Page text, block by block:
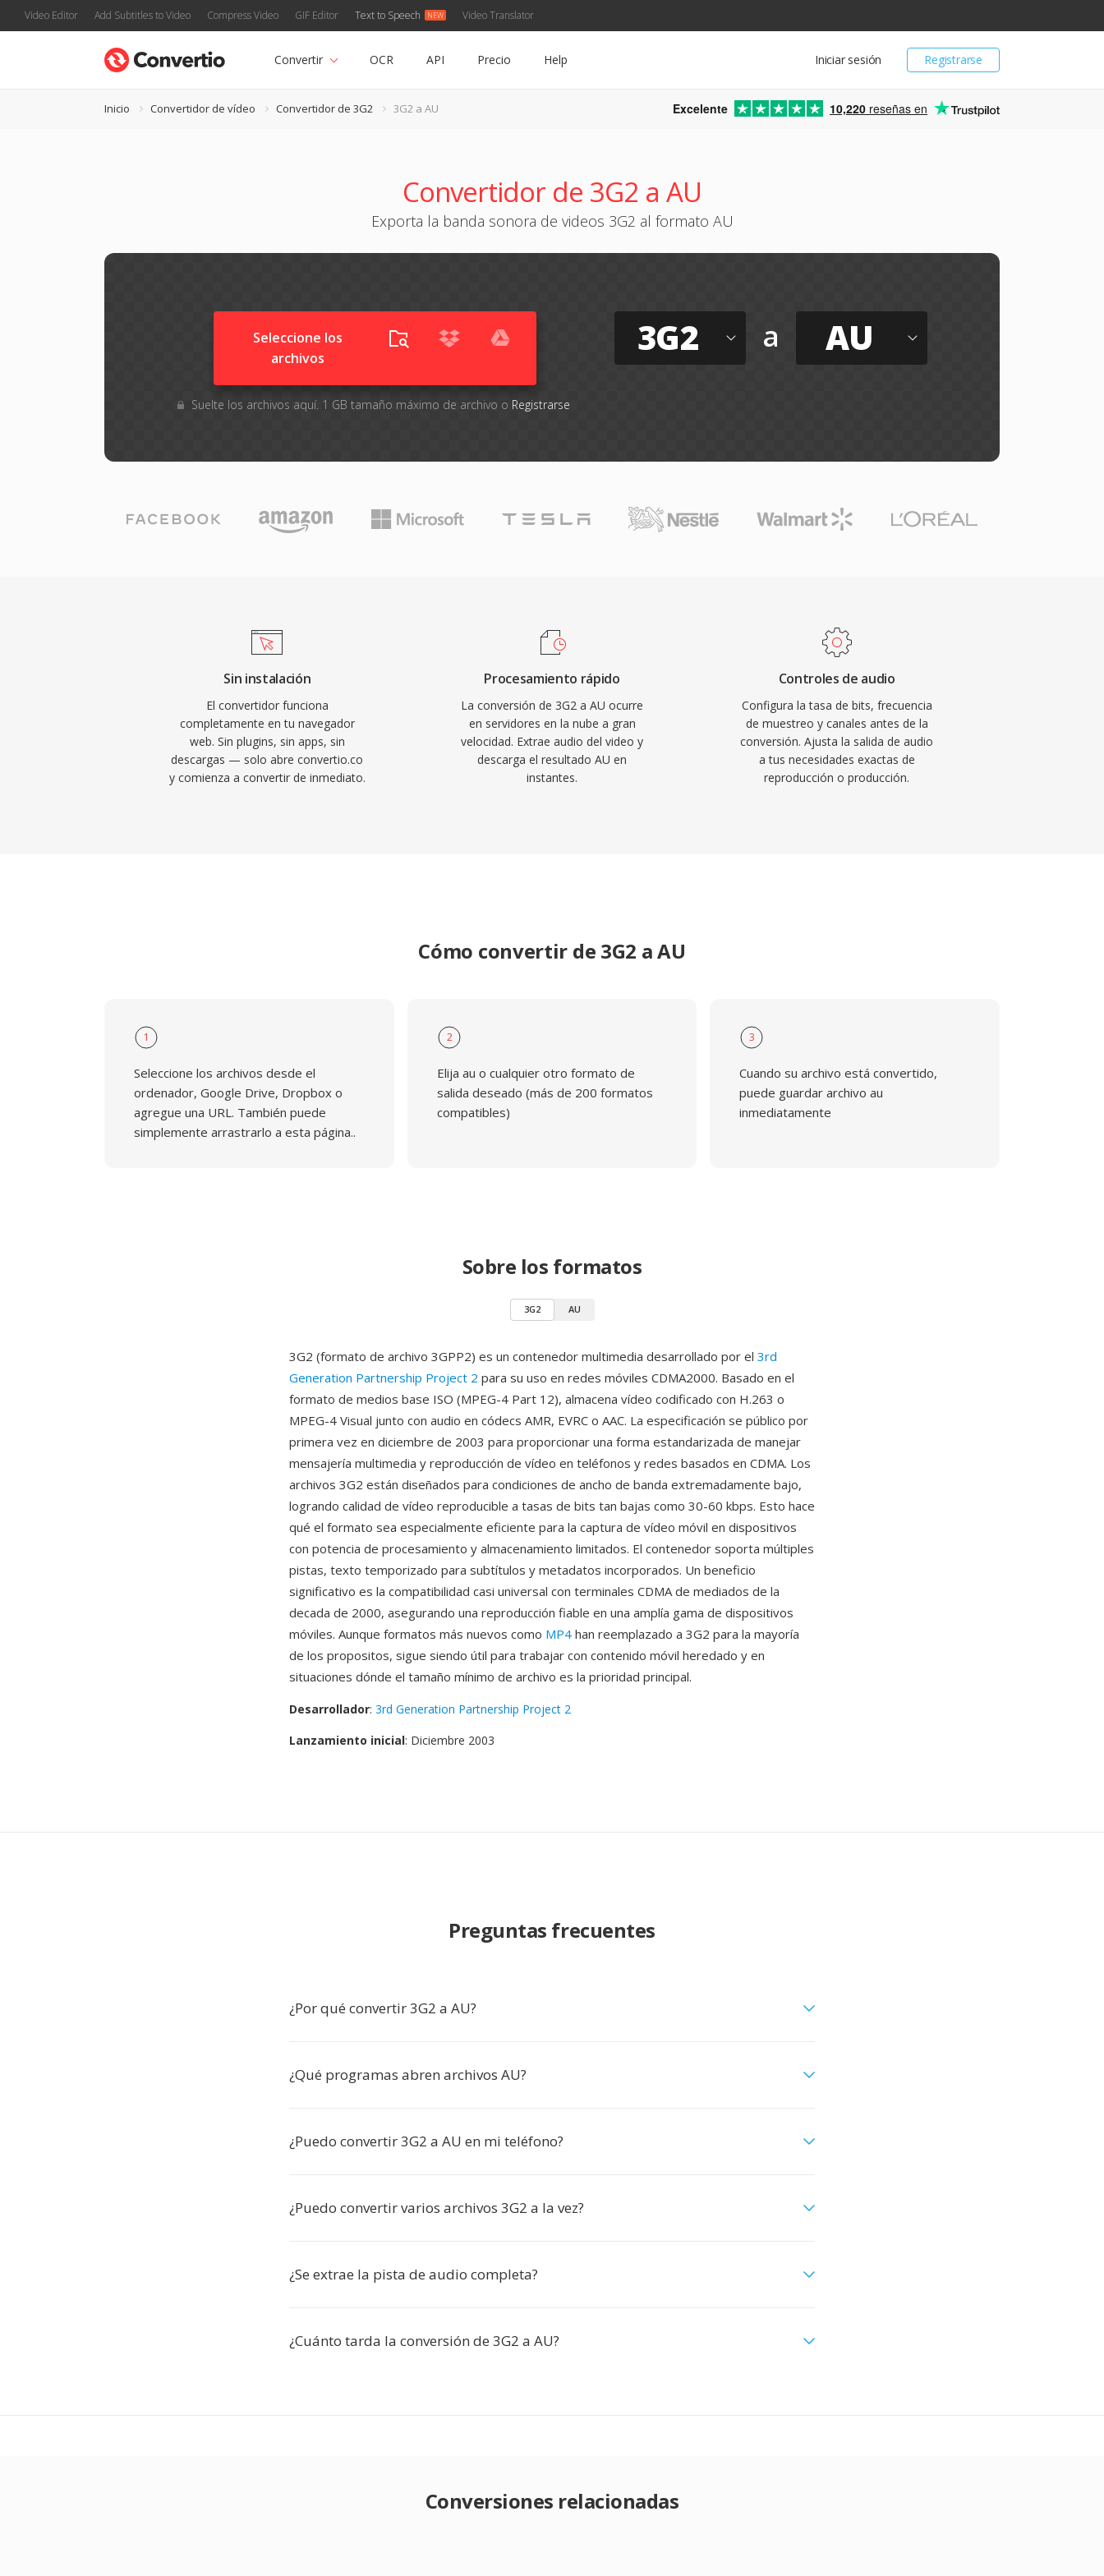
Video Editor Add Subtitles to Video Compress Video GIF Editor Text to Speech Video Translator
Registrarse
Iniciar sesión
Convertir OCR API Precio Help
Inicio Convertidor de vídeo Convertidor de 3G2 3G2 a AU Excelente 10,220 reseñas en
Convertidor de 3G2 a AU
Exporta la banda sonora de videos 3G2 al formato AU
Seleccione los
archivos
Suelte los archivos aquí. 1 GB tamaño máximo de archivo o Registrarse
3G2 a AU
Sin instalación
El convertidor funciona
completamente en tu navegador
web. Sin plugins, sin apps, sin
descargas — solo abre convertio.co
y comienza a convertir de inmediato.
Procesamiento rápido
La conversión de 3G2 a AU ocurre
en servidores en la nube a gran
velocidad. Extrae audio del video y
descarga el resultado AU en
instantes.
Controles de audio
Configura la tasa de bits, frecuencia
de muestreo y canales antes de la
conversión. Ajusta la salida de audio
a tus necesidades exactas de
reproducción o producción.
Cómo convertir de 3G2 a AU
1
Seleccione los archivos desde el
ordenador, Google Drive, Dropbox o
agregue una URL. También puede
simplemente arrastrarlo a esta página..
2
Elija au o cualquier otro formato de
salida deseado (más de 200 formatos
compatibles)
3
Cuando su archivo está convertido,
puede guardar archivo au
inmediatamente
Sobre los formatos
3G2 AU
3G2 (formato de archivo 3GPP2) es un contenedor multimedia desarrollado por el 3rd
Generation Partnership Project 2 para su uso en redes móviles CDMA2000. Basado en el
formato de medios base ISO (MPEG-4 Part 12), almacena vídeo codificado con H.263 o
MPEG-4 Visual junto con audio en códecs AMR, EVRC o AAC. La especificación se público por
primera vez en diciembre de 2003 para proporcionar una forma estandarizada de manejar
mensajería multimedia y reproducción de vídeo en teléfonos y redes basados en CDMA. Los
archivos 3G2 están diseñados para condiciones de ancho de banda extremadamente bajo,
logrando calidad de vídeo reproducible a tasas de bits tan bajas como 30-60 kbps. Esto hace
qué el formato sea especialmente eficiente para la captura de vídeo móvil en dispositivos
con potencia de procesamiento y almacenamiento limitados. El contenedor soporta múltiples
pistas, texto temporizado para subtítulos y metadatos incorporados. Un beneficio
significativo es la compatibilidad casi universal con terminales CDMA de mediados de la
decada de 2000, asegurando una reproducción fiable en una amplía gama de dispositivos
móviles. Aunque formatos más nuevos como MP4 han reemplazado a 3G2 para la mayoría
de los propositos, sigue siendo útil para trabajar con contenido móvil heredado y en
situaciones dónde el tamaño mínimo de archivo es la prioridad principal.
Desarrollador: 3rd Generation Partnership Project 2
Lanzamiento inicial: Diciembre 2003
Preguntas frecuentes
¿Por qué convertir 3G2 a AU?
¿Qué programas abren archivos AU?
¿Puedo convertir 3G2 a AU en mi teléfono?
¿Puedo convertir varios archivos 3G2 a la vez?
¿Se extrae la pista de audio completa?
¿Cuánto tarda la conversión de 3G2 a AU?
Conversiones relacionadas